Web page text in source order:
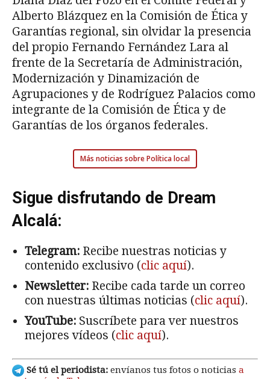
Alberto Blázquez en la Comisión de Ética y
Garantías regional, sin olvidar la presencia
del propio Fernando Fernández Lara al
frente de la Secretaría de Administración,
Modernización y Dinamización de
Agrupaciones y de Rodríguez Palacios como
integrante de la Comisión de Ética y de
Garantías de los órganos federales.
Más noticias sobre Política local
Sigue disfrutando de Dream
Alcalá:
Telegram: Recibe nuestras noticias y
contenido exclusivo (clic aquí).
Newsletter: Recibe cada tarde un correo
con nuestras últimas noticias (clic aquí).
YouTube: Suscríbete para ver nuestros
mejores vídeos (clic aquí).
Sé tú el periodista: envíanos tus fotos o noticias a